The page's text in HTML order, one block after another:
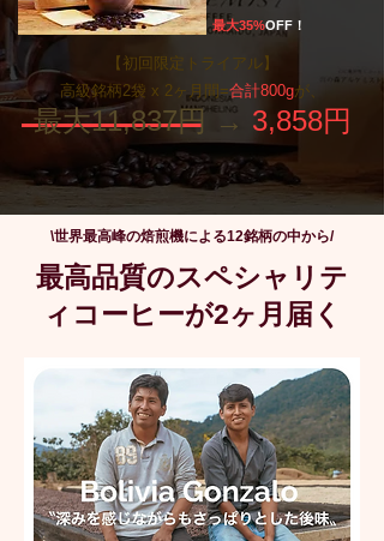
最大35​%OFF！
【初回限定トライアル】
高級銘柄2袋 x 2ヶ月間=合計800gが、
最大11,837円 → 3,858円
\世界最高峰の焙煎機による12銘柄の中から/
最高品質のスペシャリテ
ィコーヒーが2ヶ月届く